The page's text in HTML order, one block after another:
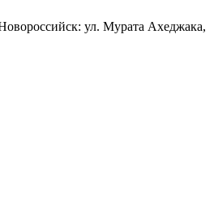
ул. Мурата Ахеджака,